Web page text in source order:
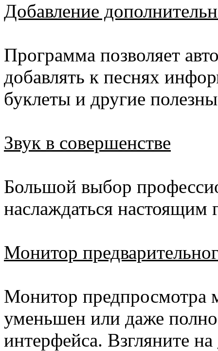
Добавление
Программа позволяет
добавлять к песнях
буклеты и другие
Звук в совершенстве
Большой выбор
наслаждаться настоящим
Монитор
Монитор предпросмотра
уменьшен или даже
интерфейса. Взгляните на